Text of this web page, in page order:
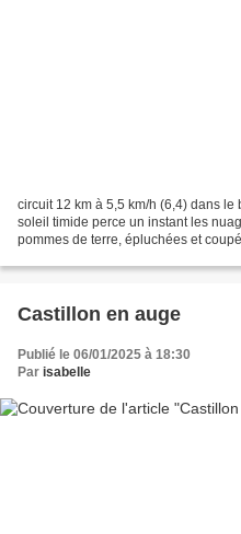
circuit 12 km à 5,5 km/h (6,4) dans
soleil timide perce un instant les
pommes de terre, épluchées et
Castillon en auge
Publié le 06/01/2025 à 18:30
Par isabelle